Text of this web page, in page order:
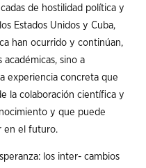
de hostilidad política y
Estados Unidos y Cuba,
han ocurrido y continúan,
sino a
experiencia concreta que
la colaboración científica y
y que puede
en el futuro.
los inter- cambios